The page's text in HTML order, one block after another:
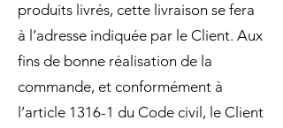
produits livrés, cette livraison se fera
à l’adresse indiquée par le Client. Aux
fins de bonne réalisation de la
commande, et conformément à
l’article 1316-1 du Code civil, le Client